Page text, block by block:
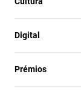
Digital
Prémios